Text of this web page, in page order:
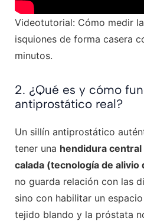
Videotutorial: Cómo medir
isquiones de forma casera
minutos.
2. ¿Qué es y cómo
antiprostático real?
Un sillín antiprostático
tener una hendidura
calada (tecnología de alivio
no guarda relación con las
sino con habilitar un
tejido blando y la próstata